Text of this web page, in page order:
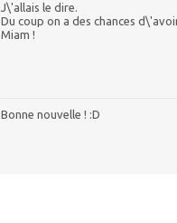
J\'allais le dire.
Du coup on a des chances
Miam !
Bonne nouvelle ! :D